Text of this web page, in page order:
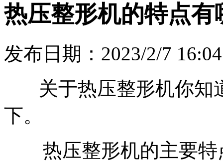
热压整形机的特点有
发布日期：2023/2/7
关于热压整形机你知
下。
热压整形机的主要特